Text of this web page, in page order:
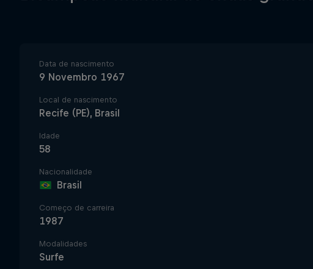
Data de nascimento
9 Novembro 1967
Local de nascimento
Recife (PE), Brasil
Idade
58
Nacionalidade
Brasil
Começo de carreira
1987
Modalidades
Surfe